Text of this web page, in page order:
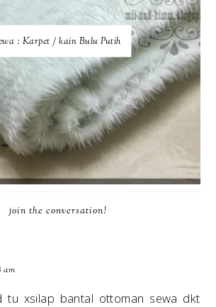
: Karpet / kain Bulu Putih
join the conversation!
am
tu xsilap bantal ottoman sewa dkt